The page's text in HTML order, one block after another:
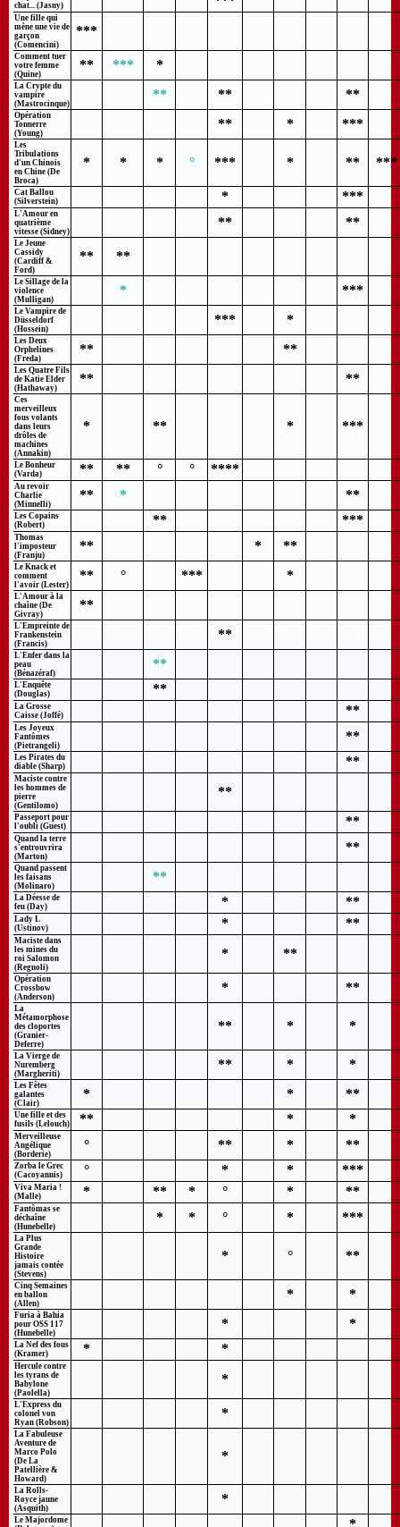
chat... (Jasny)
Une fille qui
mène une vie de
garçon
(Comencini)
***
Comment tuer
votre femme
(Quine)
** *** *
La Crypte du
vampire
(Mastrocinque)
** ** **
Opération
Tonnerre
(Young)
** * ***
Les
Tribulations
d'un Chinois
en Chine (De
Broca)
* * * ° *** * ** ***
Cat Ballou
(Silverstein)
* ***
L'Amour en
quatrième
vitesse (Sidney)
** **
Le Jeune
Cassidy
(Cardiff &
Ford)
** **
Le Sillage de la
violence
(Mulligan)
* ***
Le Vampire de
Düsseldorf
(Hossein)
*** *
Les Deux
Orphelines
(Freda)
** **
Les Quatre Fils
de Katie Elder
(Hathaway)
** **
Ces
merveilleux
fous volants
dans leurs
drôles de
machines
(Annakin)
* ** * ***
Le Bonheur
(Varda)
** ** ° ° ****
Au revoir
Charlie
(Minnelli)
** * **
Les Copains
(Robert)
** ***
Thomas
l'imposteur
(Franju)
** * **
Le Knack et
comment
l'avoir (Lester)
** ° *** *
L'Amour à la
chaîne (De
Givray)
**
L'Empreinte de
Frankenstein
(Francis)
**
L'Enfer dans la
peau
(Bénazéraf)
**
L'Enquête
(Douglas)
**
La Grosse
Caisse (Joffé)
**
Les Joyeux
Fantômes
(Pietrangeli)
**
Les Pirates du
diable (Sharp)
**
Maciste contre
les hommes de
pierre
(Gentilomo)
**
Passeport pour
l'oubli (Guest)
**
Quand la terre
s'entrouvrira
(Marton)
**
Quand passent
les faisans
(Molinaro)
**
La Déesse de
feu (Day)
* **
Lady L
(Ustinov)
* **
Maciste dans
les mines du
roi Salomon
(Regnoli)
* **
Opération
Crossbow
(Anderson)
* **
La
Métamorphose
des cloportes
(Granier-
Deferre)
** * *
La Vierge de
Nuremberg
(Margheriti)
** * *
Les Fêtes
galantes
(Clair)
* * **
Une fille et des
fusils (Lelouch)
** * *
Merveilleuse
Angélique
(Borderie)
° ** * **
Zorba le Grec
(Cacoyannis)
° * * ***
Viva Maria !
(Malle)
* ** * ° * **
Fantômas se
déchaîne
(Hunebelle)
* * ° * ***
La Plus
Grande
Histoire
jamais contée
(Stevens)
* ° **
Cinq Semaines
en ballon
(Allen)
* *
Furia à Bahia
pour OSS 117
(Hunebelle)
* *
La Nef des fous
(Kramer)
* *
Hercule contre
les tyrans de
Babylone
(Paolella)
*
L'Express du
colonel von
Ryan (Robson)
*
La Fabuleuse
Aventure de
Marco Polo
(De La
Patellière &
Howard)
*
La Rolls-
Royce jaune
(Asquith)
*
Le Majordome
*